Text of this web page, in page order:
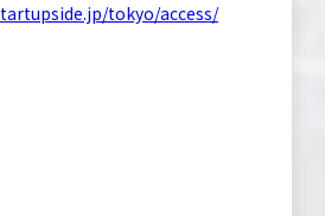
tokyo/access/